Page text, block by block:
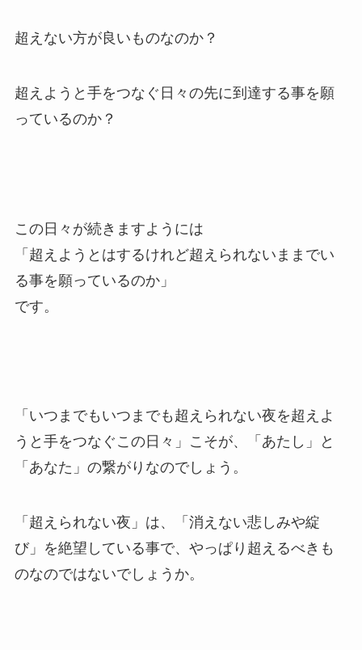
超えない方が良いものなのか？
超えようと手をつなぐ日々の先に到達する事を願
っているのか？
この日々が続きますようには
「超えようとはするけれど超えられないままでい
る事を願っているのか」
です。
「いつまでもいつまでも超えられない夜を超えよ
うと手をつなぐこの日々」こそが、「あたし」と
「あなた」の繋がりなのでしょう。
「超えられない夜」は、「消えない悲しみや綻
び」を絶望している事で、やっぱり超えるべきも
のなのではないでしょうか。